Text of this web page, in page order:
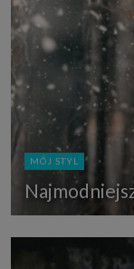
MÓJ STYL